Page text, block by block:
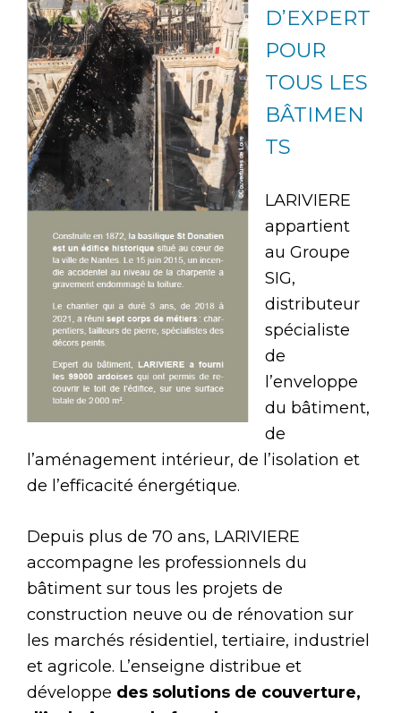
D’EXPERT
POUR
TOUS LES
BÂTIMEN
TS
LARIVIERE
appartient
au Groupe
SIG,
distributeur
spécialiste
de
l’enveloppe
du bâtiment,
de
l’aménagement intérieur, de l’isolation et
de l’efficacité énergétique.
Depuis plus de 70 ans, LARIVIERE
accompagne les professionnels du
bâtiment sur tous les projets de
construction neuve ou de rénovation sur
les marchés résidentiel, tertiaire, industriel
et agricole. L’enseigne distribue et
développe des solutions de couverture,